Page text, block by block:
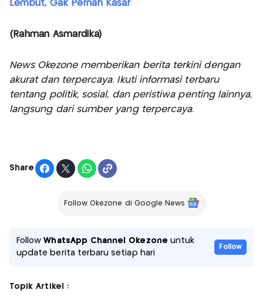
Lembut, Gak Pernah Kasar
(Rahman Asmardika)
News Okezone memberikan berita terkini dengan
akurat dan terpercaya. Ikuti informasi terbaru
tentang politik, sosial, dan peristiwa penting lainnya,
langsung dari sumber yang terpercaya.
Share
Follow Okezone di Google News
FollowWhatsApp Channel Okezone untuk
update berita terbaru setiap hari
Follow
Topik Artikel :